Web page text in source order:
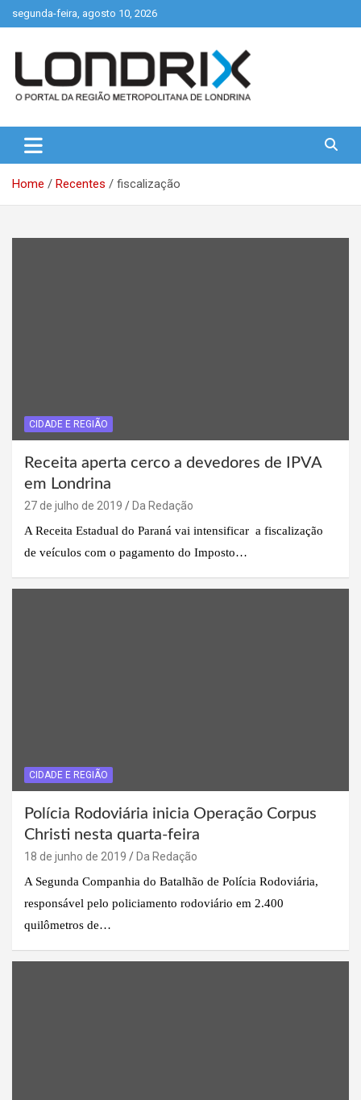
to
segunda-feira, agosto 10, 2026
Londrix
Home Recentes fiscalização
CIDADE E REGIÃO
Receita aperta cerco a devedores de IPVA
em Londrina
27 de julho de 2019
Da Redação
A Receita Estadual do Paraná vai intensificar a fiscalização
de veículos com o pagamento do Imposto…
CIDADE E REGIÃO
Polícia Rodoviária inicia Operação Corpus
Christi nesta quarta-feira
18 de junho de 2019
Da Redação
A Segunda Companhia do Batalhão de Polícia Rodoviária,
responsável pelo policiamento rodoviário em 2.400
quilômetros de…